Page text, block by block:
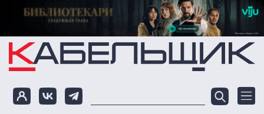
Перейти к основному содержанию